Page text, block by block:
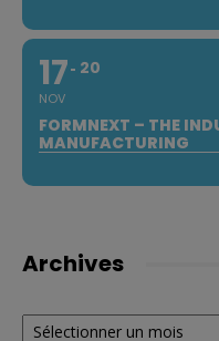
17
NOV
20
FORMNEXT – THE
MANUFACTURING
Archives
Archives